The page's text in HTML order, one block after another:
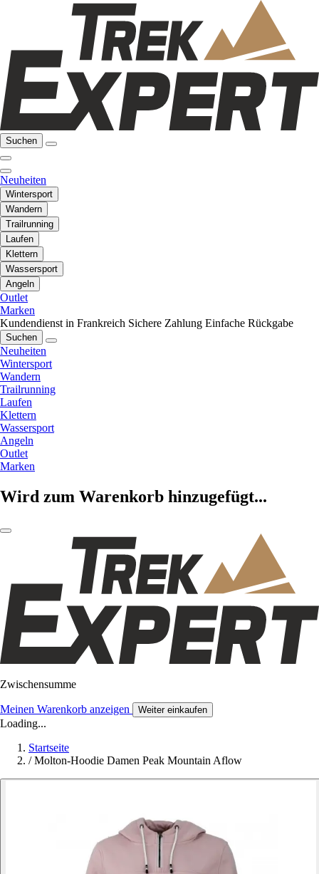
Suchen
Neuheiten
Wintersport
Wandern
Trailrunning
Laufen
Klettern
Wassersport
Angeln
Outlet
Marken
Kundendienst in Frankreich Sichere Zahlung Einfache Rückgabe
Suchen
Neuheiten
Wintersport
Wandern
Trailrunning
Laufen
Klettern
Wassersport
Angeln
Outlet
Marken
Wird zum Warenkorb hinzugefügt...
Zwischensumme
Meinen Warenkorb anzeigen Weiter einkaufen
Loading...
Startseite
/ Molton-Hoodie Damen Peak Mountain Aflow